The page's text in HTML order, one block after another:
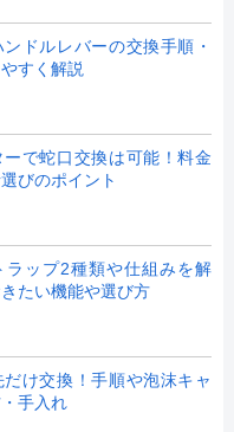
ドルレバーの交換手順・
すく解説
ーで蛇口交換は可能！料金
びのポイント
ラップ2種類や仕組みを解
たい機能や選び方
け交換！手順や泡沫キャ
手入れ